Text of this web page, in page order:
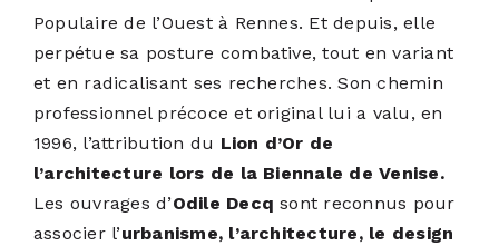
Populaire de l’Ouest à Rennes. Et depuis, elle
perpétue sa posture combative, tout en variant
et en radicalisant ses recherches. Son chemin
professionnel précoce et original lui a valu, en
1996, l’attribution du Lion d’Or de
l’architecture lors de la Biennale de Venise.
Les ouvrages d’Odile Decqsont reconnus pour
associer l’urbanisme, l’architecture, le design